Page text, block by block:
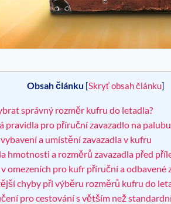
Obsah článku [Skryť obsah článku]
správný rozměr kufru do letadla?
pravidla pro příruční zavazadlo na
a umístění zavazadla v kufru
hmotnosti a rozměrů zavazadla před
omezeních pro kufr příruční a odbavené
chyby při výběru rozměrů kufru do
pro cestování s větším než